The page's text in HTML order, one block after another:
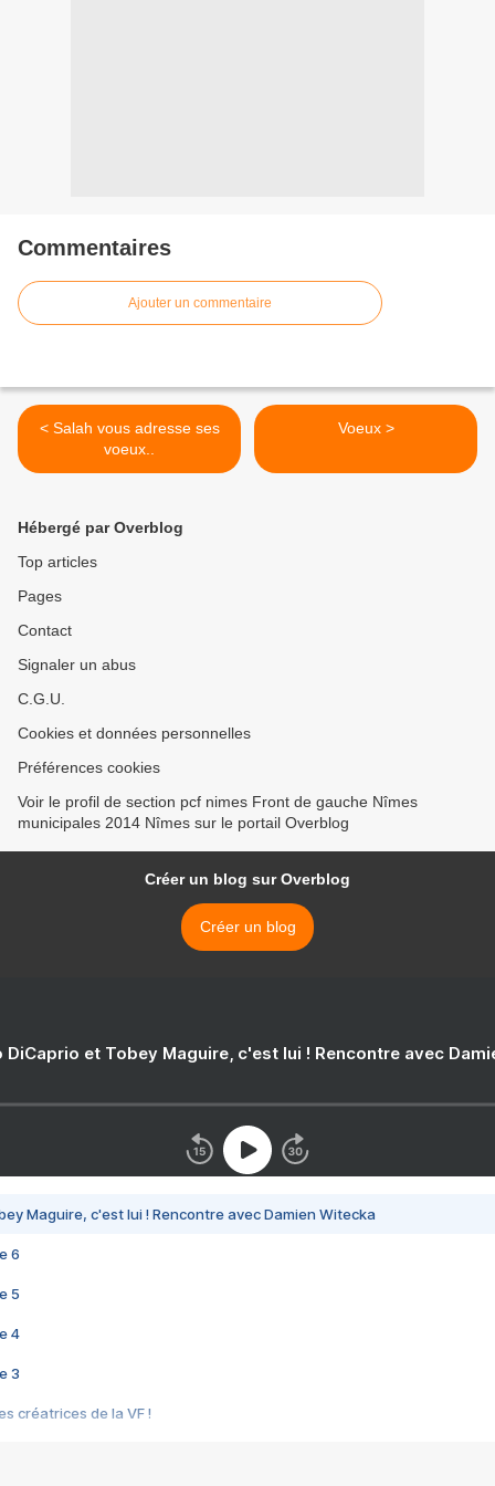
Commentaires
Ajouter un commentaire
< Salah vous adresse ses
voeux..
Voeux >
Hébergé par Overblog
Top articles
Pages
Contact
Signaler un abus
C.G.U.
Cookies et données personnelles
Préférences cookies
Voir le profil de section pcf nimes Front de gauche Nîmes
municipales 2014 Nîmes sur le portail Overblog
Créer un blog sur Overblog
Créer un blog
DiCaprio et Tobey Maguire, c'est lui ! Rencontre avec
Maguire, c'est lui ! Rencontre avec Damien Witecka
6
5
4
3
créatrices de la VF !